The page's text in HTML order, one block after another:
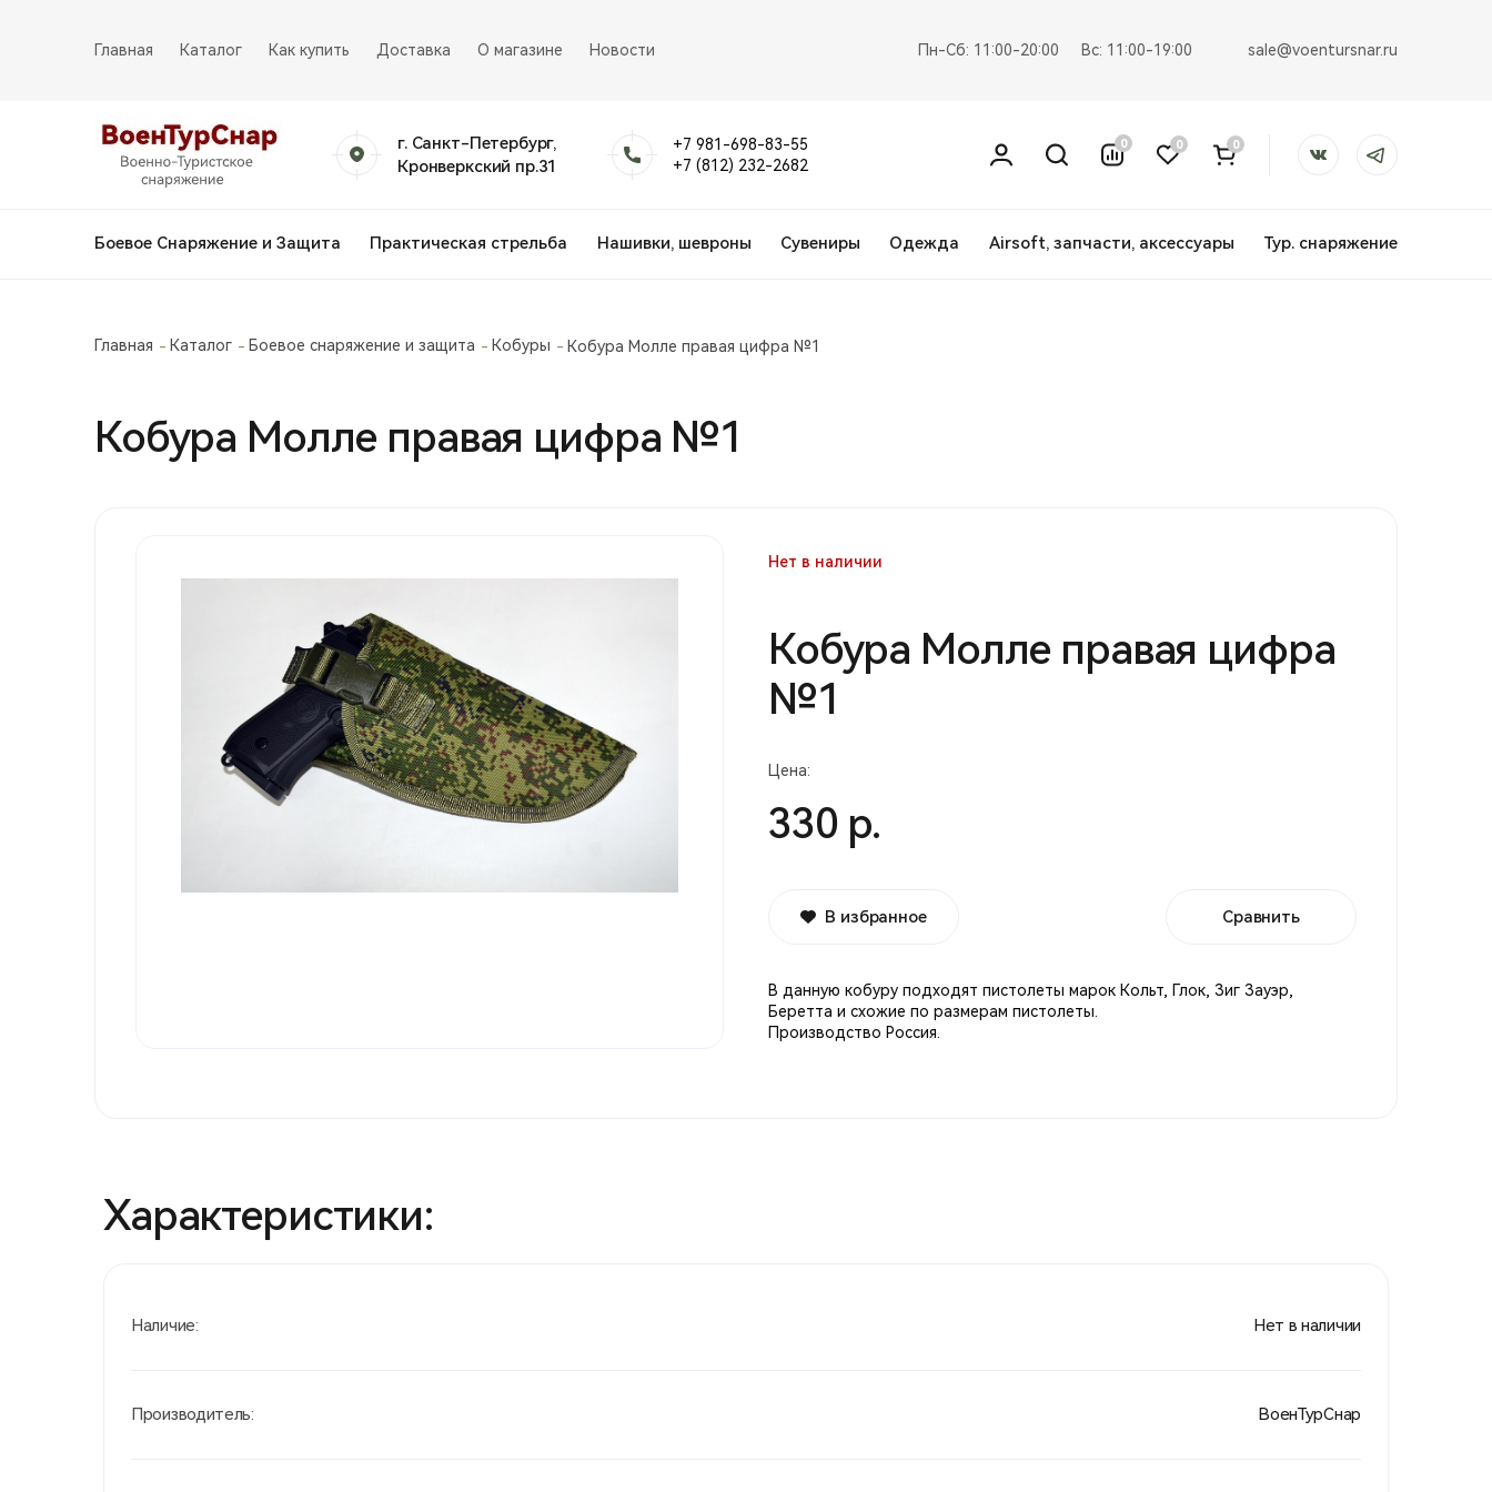
Главная Каталог Как купить Доставка О магазине Новости Пн-Сб: 11:00-20:00 Вс: 11:00-19:00 sale@voentursnar.ru
г. Санкт-Петербург,
Кронверкский пр.31
+7 981-698-83-55
+7 (812) 232-2682
0 0 0
Боевое Снаряжение и Защита Практическая стрельба Нашивки, шевроны Сувениры Одежда Airsoft, запчасти, аксессуары Тур. снаряжение
Главная Каталог Боевое снаряжение и защита Кобуры Кобура Молле правая цифра №1
Кобура Молле правая цифра №1
Нет в наличии
Кобура Молле правая цифра
№1
Цена:
330 р.
В избранное Сравнить
В данную кобуру подходят пистолеты марок Кольт, Глок, Зиг Зауэр,
Беретта и схожие по размерам пистолеты.
Производство Россия.
Характеристики:
Наличие: Нет в наличии
Производитель: ВоенТурСнар